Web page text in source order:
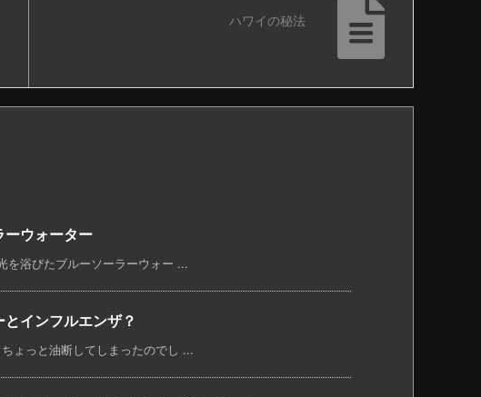
ハワイの秘法
ウォーター
を浴びたブルーソーラーウォー ...
インフルエンザ？
ょっと油断してしまったのでし ...